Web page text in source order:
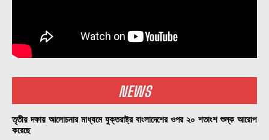
NEWS
তৃতীয় দফায় আলোচনার মাধ্যমে যুক্তরাষ্ট্র বাংলাদেশের ওপর ২০ শতাংশ শুল্ক আরোপ
করেছে